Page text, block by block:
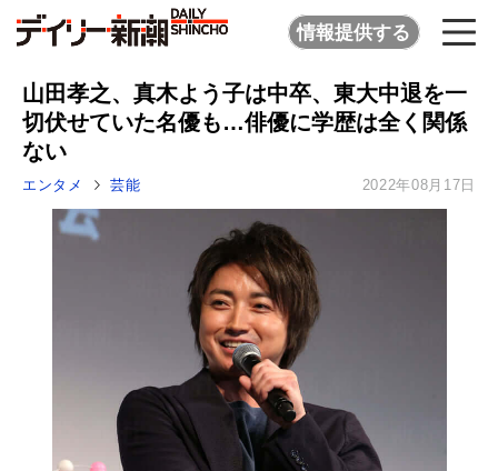
情報提供する
山田孝之、真木よう子は中卒、東大中退を一
切伏せていた名優も…俳優に学歴は全く関係
ない
エンタメ 芸能 2022年08月17日